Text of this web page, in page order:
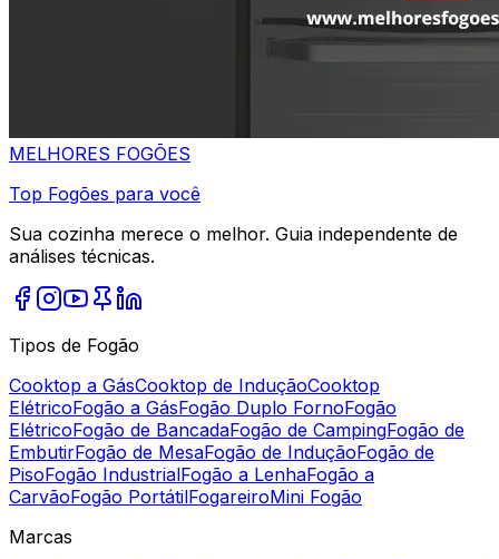
MELHORES FOGÕES
Top Fogões para você
Sua cozinha merece o melhor. Guia independente de
análises técnicas.
Tipos de Fogão
Cooktop a GásCooktop de InduçãoCooktop
ElétricoFogão a GásFogão Duplo FornoFogão
ElétricoFogão de BancadaFogão de CampingFogão de
EmbutirFogão de MesaFogão de InduçãoFogão de
PisoFogão IndustrialFogão a LenhaFogão a
CarvãoFogão PortátilFogareiroMini Fogão
Marcas